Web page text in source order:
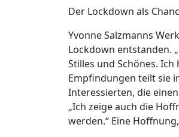
Der Lockdown als
Yvonne Salzmanns
Lockdown entstanden.
Stilles und Schönes.
Empfindungen teilt sie
Interessierten, die
„Ich zeige auch die
werden.“ Eine